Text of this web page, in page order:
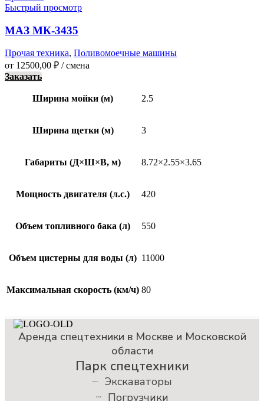
Быстрый просмотр
МАЗ МК-3435
Прочая техника, Поливомоечные машины
от 12500,00 ₽ / смена
Заказать
Ширина мойки (м) 2.5
Ширина щетки (м) 3
Габариты (Д×Ш×В, м) 8.72×2.55×3.65
Мощность двигателя (л.с.) 420
Объем топливного бака (л) 550
Объем цистерны для воды (л) 11000
Максимальная скорость (км/ч) 80
Аренда спецтехники в Москве и Московской
области
Парк спецтехники
Экскаваторы
Погрузчики